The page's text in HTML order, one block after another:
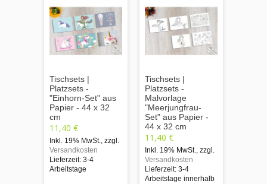
Tischsets |
Platzsets -
"Einhorn-Set" aus
Papier - 44 x 32
cm
11,40 €
Inkl. 19% MwSt., zzgl.
Versandkosten
Lieferzeit: 3-4
Arbeitstage
Tischsets |
Platzsets -
Malvorlage
"Meerjungfrau-
Set" aus Papier -
44 x 32 cm
11,40 €
Inkl. 19% MwSt., zzgl.
Versandkosten
Lieferzeit: 3-4
Arbeitstage innerhalb